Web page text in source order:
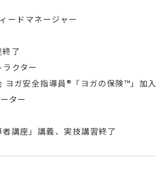
ードマネージャー
了
クター
ヨガ安全指導員®「ヨガの保険™」加入
ター
講座」講義、実技講習終了